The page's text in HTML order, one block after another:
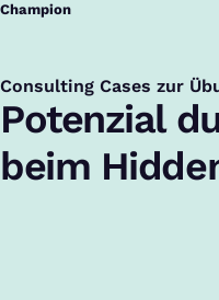
Champion
Consulting Cases zur
:Potenzial
beim